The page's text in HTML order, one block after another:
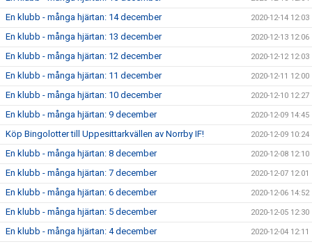
En klubb - många hjärtan: 14 december 2020-12-14 12:03
En klubb - många hjärtan: 13 december 2020-12-13 12:06
En klubb - många hjärtan: 12 december 2020-12-12 12:03
En klubb - många hjärtan: 11 december 2020-12-11 12:00
En klubb - många hjärtan: 10 december 2020-12-10 12:27
En klubb - många hjärtan: 9 december 2020-12-09 14:45
Köp Bingolotter till Uppesittarkvällen av Norrby IF! 2020-12-09 10:24
En klubb - många hjärtan: 8 december 2020-12-08 12:10
En klubb - många hjärtan: 7 december 2020-12-07 12:01
En klubb - många hjärtan: 6 december 2020-12-06 14:52
En klubb - många hjärtan: 5 december 2020-12-05 12:30
En klubb - många hjärtan: 4 december 2020-12-04 12:11